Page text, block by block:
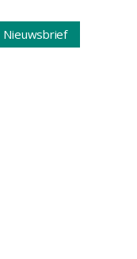
Nieuwsbrief